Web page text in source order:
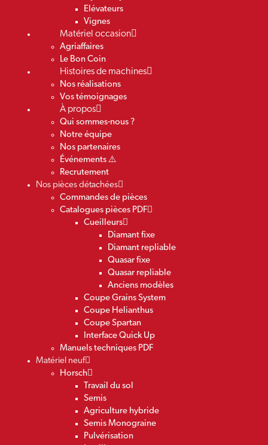
Elévateurs
Vignes
Matériel occasion
Agriaffaires
Le Bon Coin
Histoires de machines
Nos réalisations
Vos témoignages
À propos
Qui sommes-nous ?
Notre équipe
Nos partenaires
Événements ⚠️
Recrutement
Nos pièces détachées
Commandes de pièces
Catalogues pièces PDF
Cueilleurs
Diamant fixe
Diamant repliable
Quasar fixe
Quasar repliable
Anciens modèles
Coupe Grains System
Coupe Helianthus
Coupe Spartan
Interface Quick Up
Manuels techniques PDF
Matériel neuf
Horsch
Travail du sol
Semis
Agriculture hybride
Semis Monograine
Pulvérisation